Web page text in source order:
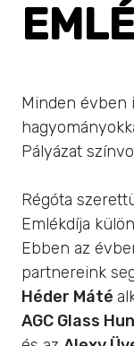
Minden évben
Pályázat
Régóta
Emlékdíja
Ebben az
partnereink
Héder Máté
AGC Glass